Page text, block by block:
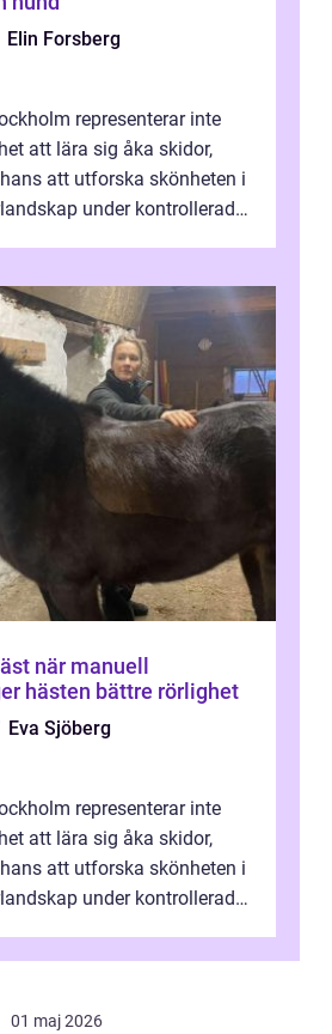
Elin Forsberg
representerar inte
att lära sig åka skidor,
att utforska skönheten i
under kontrollerade
hästen bättre rörlighet
Eva Sjöberg
representerar inte
att lära sig åka skidor,
att utforska skönheten i
under kontrollerade
01 maj 2026